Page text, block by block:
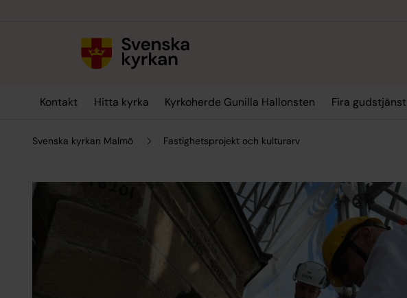
Kontakt Hitta kyrka Kyrkoherde Gunilla Hallonsten Fira gudstjänst
Svenska kyrkan Malmö Fastighetsprojekt och kulturarv